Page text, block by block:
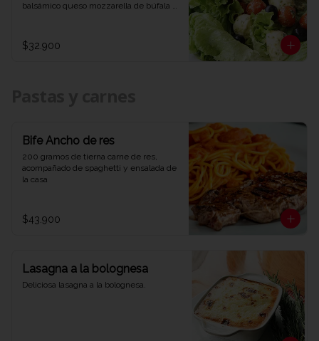
balsámico queso mozzarella de búfala
$32.900
Bife Ancho de res
200 gramos de tierna carne de res,
acompañado de spaghetti y ensalada de
la casa
$43.900
Lasagna a la bolognesa
Deliciosa lasagna a la bolognesa.